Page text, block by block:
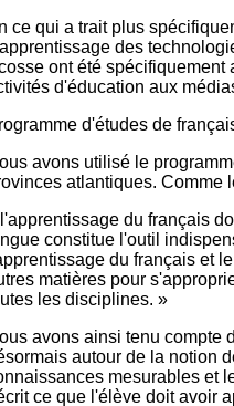
ce qui a trait plus
des
ont été
d'éducation aux
d'études de
avons utilisé le
atlantiques. Comme
du français
constitue l'outil
du français et
matières pour
les disciplines. »
avons ainsi tenu compte
autour de la notion
mesurables et
ce que l'élève doit avoir